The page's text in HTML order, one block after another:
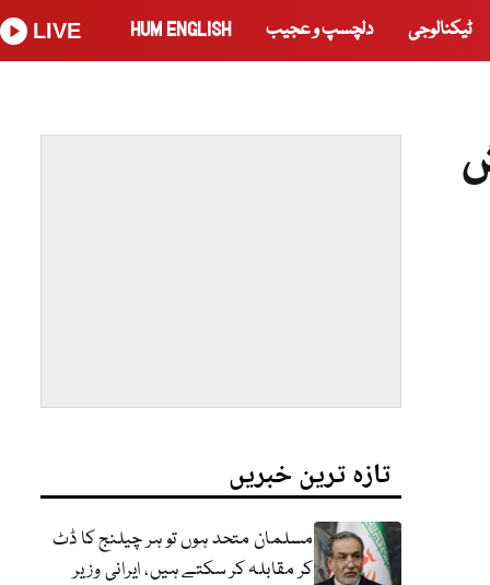
ٹیکنالوجی دلچسپ و عجیب HUM ENGLISH
LIVE
تازہ ترین خبریں
مسلمان متحد ہوں تو ہر چیلنج کا ڈٹ
کر مقابلہ کر سکتے ہیں، ایرانی وزیر